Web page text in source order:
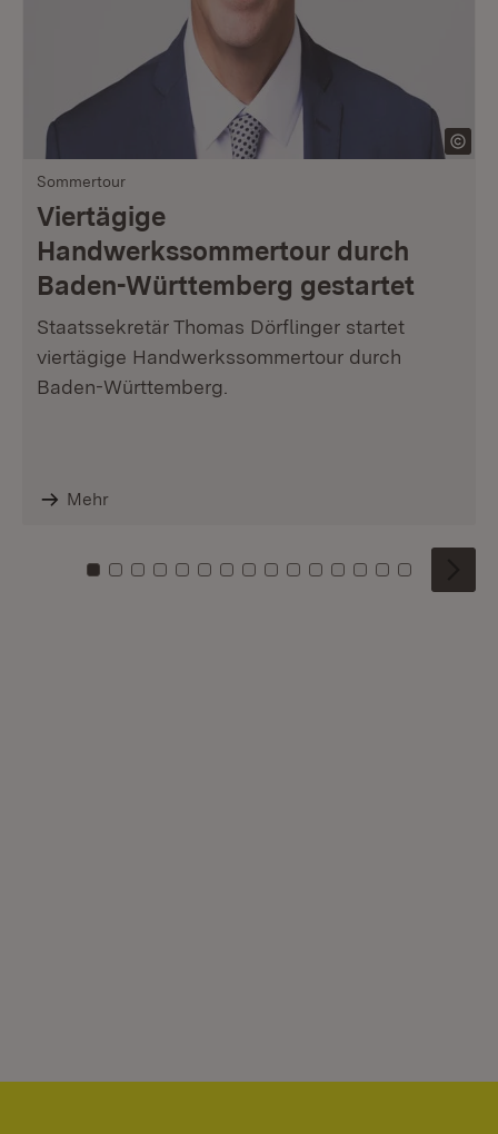
Sommertour
Viertägige
Handwerkssommertour durch
Baden-Württemberg gestartet
Staatssekretär Thomas Dörflinger startet
viertägige Handwerkssommertour durch
Baden-Württemberg.
Mehr
Zu Kachel: 0
Zu Kachel: 1
Zu Kachel: 2
Zu Kachel: 3
Zu Kachel: 4
Zu Kachel: 5
Zu Kachel: 6
Zu Kachel: 7
Zu Kachel: 8
Zu Kachel: 9
Zu Kachel: 10
Zu Kachel: 11
Zu Kachel: 12
Zu Kachel:
Zu